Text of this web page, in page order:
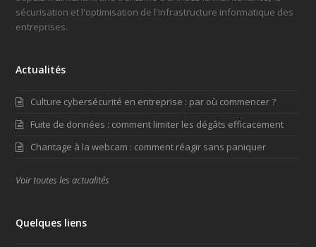
sécurisation et l'optimisation de l'infrastructure informatique des
entreprises.
Actualités
Culture cybersécurité en entreprise : par où commencer ?
Fuite de données : comment limiter les dégâts efficacement
Chantage à la webcam : comment réagir sans paniquer
Voir toutes les actualités
Quelques liens